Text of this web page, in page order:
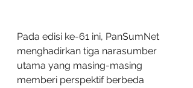
Pada edisi ke-61 ini, PanSumNet
menghadirkan tiga narasumber
utama yang masing-masing
memberi perspektif berbeda